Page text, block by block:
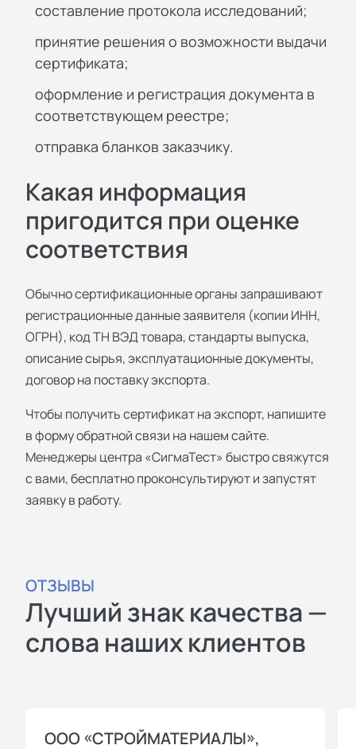
составление протокола исследований;
принятие решения о возможности выдачи
сертификата;
оформление и регистрация документа в
соответствующем реестре;
отправка бланков заказчику.
Какая информация
пригодится при оценке
соответствия
Обычно сертификационные органы запрашивают
регистрационные данные заявителя (копии ИНН,
ОГРН), код ТН ВЭД товара, стандарты выпуска,
описание сырья, эксплуатационные документы,
договор на поставку экспорта.
Чтобы получить сертификат на экспорт, напишите
в форму обратной связи на нашем сайте.
Менеджеры центра «СигмаТест» быстро свяжутся
с вами, бесплатно проконсультируют и запустят
заявку в работу.
ОТЗЫВЫ
Лучший знак качества —
слова наших клиентов
ООО «СТРОЙМАТЕРИАЛЫ»,